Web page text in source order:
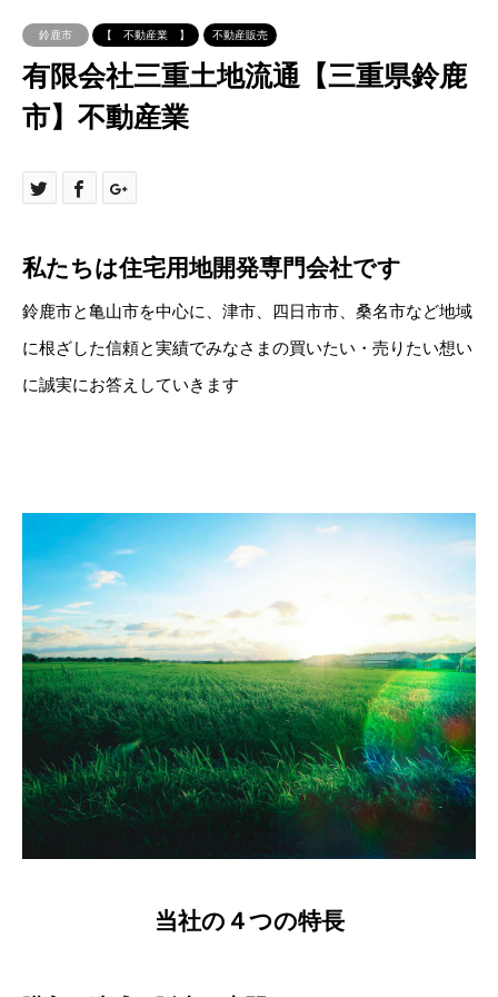
鈴鹿市 【 不動産業 】 不動産販売
有限会社三重土地流通【三重県鈴鹿
市】不動産業
私たちは住宅用地開発専門会社です
鈴鹿市と亀山市を中心に、津市、四日市市、桑名市など地域
に根ざした信頼と実績でみなさまの買いたい・売りたい想い
に誠実にお答えしていきます
当社の４つの特長